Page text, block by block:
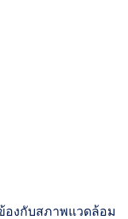
องกับสภาพแวดล้อม